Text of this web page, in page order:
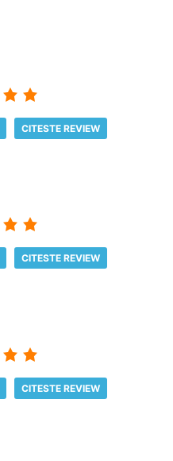
CITESTE REVIEW
CITESTE REVIEW
CITESTE REVIEW